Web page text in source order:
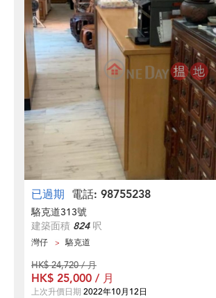
已過期 電話: 98755238
駱克道313號
建築面積 824呎
灣仔 駱克道
HK$ 24,720 / 月
HK$ 25,000 / 月
上次升價日期 2022年10月12日